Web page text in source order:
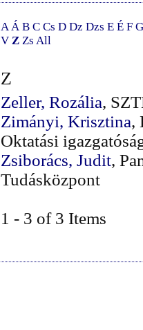
A Á B C Cs D Dz Dzs E É F G
V Z Zs All
Z
Zeller, Rozália,
Zimányi, Krisztina,
Oktatási
Zsiborács, Judit,
Tudásközpont
1 - 3 of 3 Items